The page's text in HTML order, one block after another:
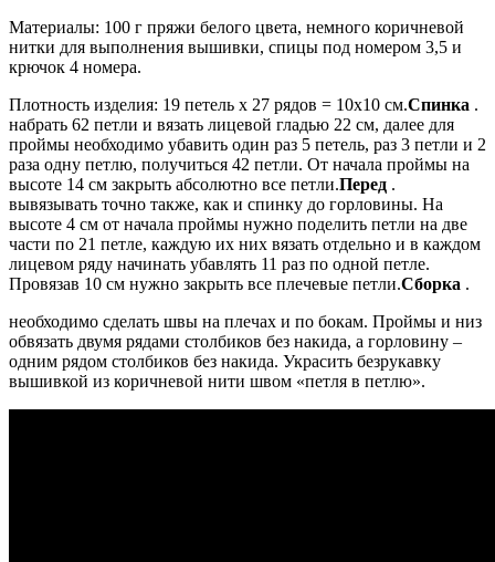
Материалы: 100 г пряжи белого цвета, немного коричневой
нитки для выполнения вышивки, спицы под номером 3,5 и
крючок 4 номера.
Плотность изделия: 19 петель х 27 рядов = 10х10 см.Спинка .
набрать 62 петли и вязать лицевой гладью 22 см, далее для
проймы необходимо убавить один раз 5 петель, раз 3 петли и 2
раза одну петлю, получиться 42 петли. От начала проймы на
высоте 14 см закрыть абсолютно все петли.Перед .
вывязывать точно также, как и спинку до горловины. На
высоте 4 см от начала проймы нужно поделить петли на две
части по 21 петле, каждую их них вязать отдельно и в каждом
лицевом ряду начинать убавлять 11 раз по одной петле.
Провязав 10 см нужно закрыть все плечевые петли.Сборка .
необходимо сделать швы на плечах и по бокам. Проймы и низ
обвязать двумя рядами столбиков без накида, а горловину –
одним рядом столбиков без накида. Украсить безрукавку
вышивкой из коричневой нити швом «петля в петлю».